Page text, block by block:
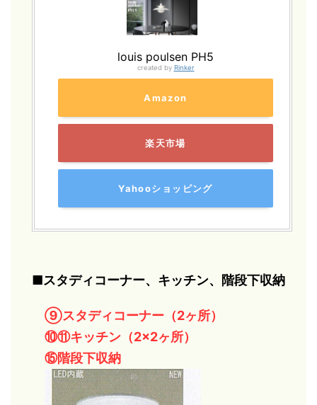
louis poulsen PH5
created by Rinker
Amazon
楽天市場
Yahooショッピング
■スタディコーナー、キッチン、階段下収納
⑨スタディコーナー（2ヶ所）
⑩⑪キッチン（2×2ヶ所）
⑮階段下収納